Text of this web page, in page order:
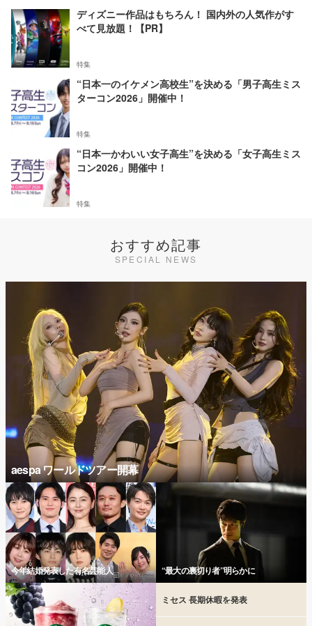
ディズニー作品はもちろん！ 国内外の人気作がす
べて見放題！【PR】
特集
“日本一のイケメン高校生”を決める「男子高生ミス
ターコン2026」開催中！
特集
“日本一かわいい女子高生”を決める「女子高生ミス
コン2026」開催中！
特集
おすすめ記事
SPECIAL NEWS
aespa ワールドツアー開幕
今年結婚発表した有名芸能人 “最大の裏切り者”明らかに
ミセス 長期休暇を発表